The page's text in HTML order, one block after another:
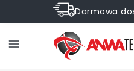
Darmowa
Sprawdź